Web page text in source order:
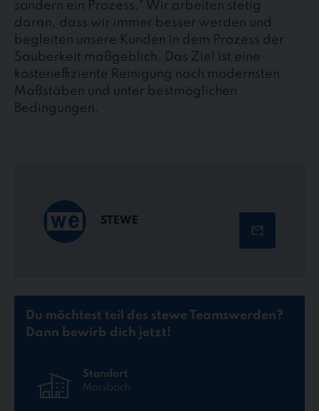
sondern ein Prozess." Wir arbeiten stetig
daran, dass wir immer besser werden und
begleiten unsere Kunden in dem Prozess der
Sauberkeit maßgeblich. Das Ziel ist eine
kosteneffiziente Reinigung nach modernsten
Maßstäben und unter bestmöglichen
Bedingungen.
STEWE
Du möchtest teil des stewe Teamswerden?
Dann bewirb dich jetzt!
Standort
Morsbach